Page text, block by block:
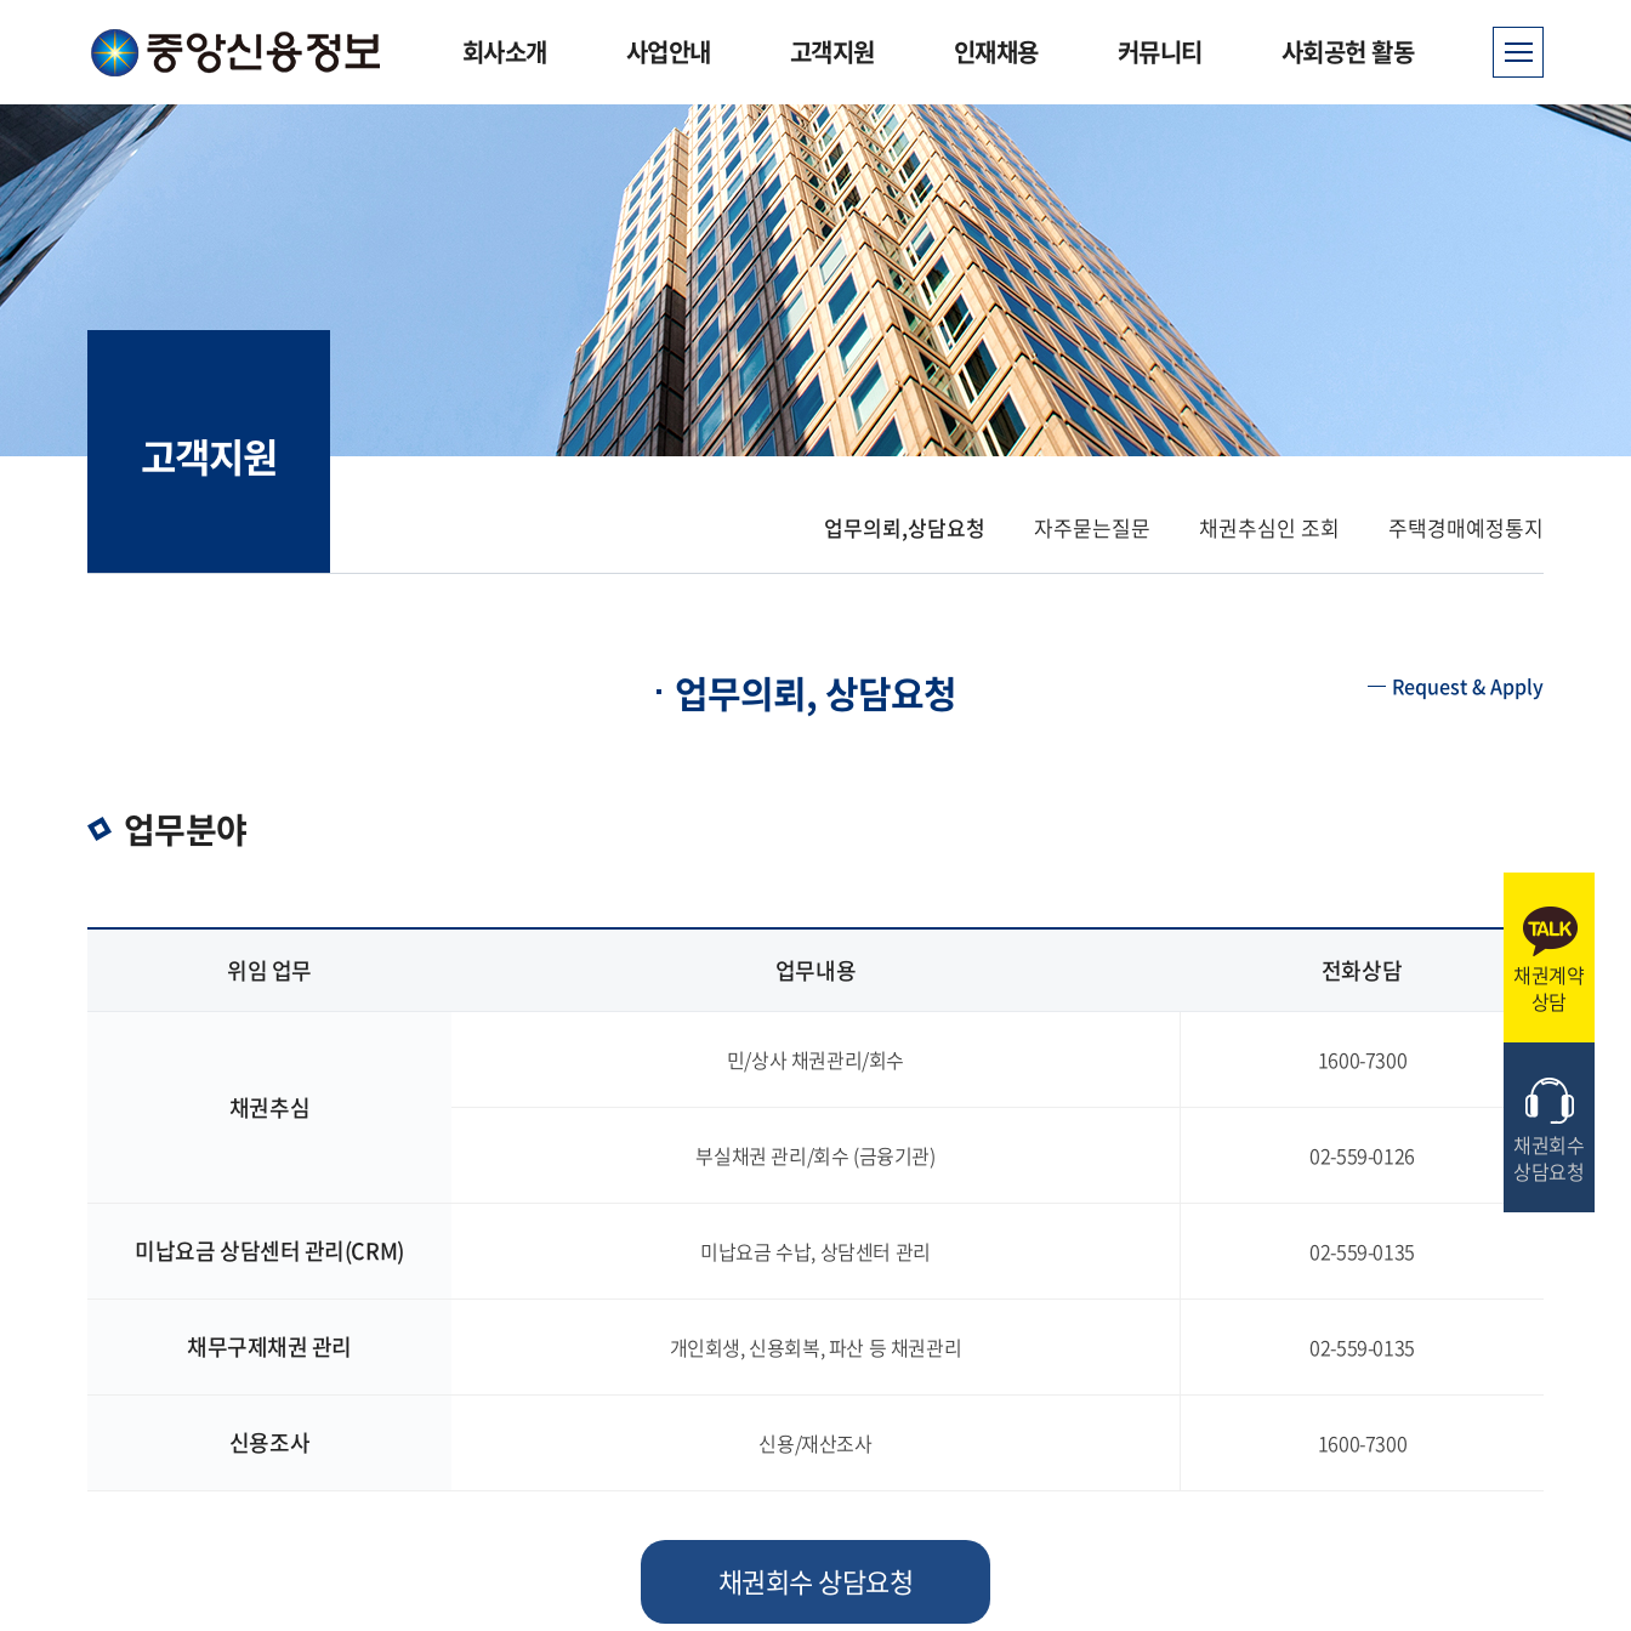
회사소개 사업안내 고객지원 인재채용 커뮤니티 사회공헌 활동
고객지원
업무의뢰,상담요청 자주묻는질문 채권추심인 조회 주택경매예정통지
업무의뢰, 상담요청 Request & Apply
업무분야
위임 업무 업무내용 전화상담
채권추심
민/상사 채권관리/회수 1600-7300
부실채권 관리/회수 (금융기관) 02-559-0126
미납요금 상담센터 관리(CRM) 미납요금 수납, 상담센터 관리 02-559-0135
채무구제채권 관리 개인회생, 신용회복, 파산 등 채권관리 02-559-0135
신용조사 신용/재산조사 1600-7300
채권회수 상담요청
채권계약
상담
채권회수
상담요청